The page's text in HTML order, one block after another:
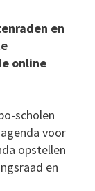
en
online
scholen
voor
opstellen
en